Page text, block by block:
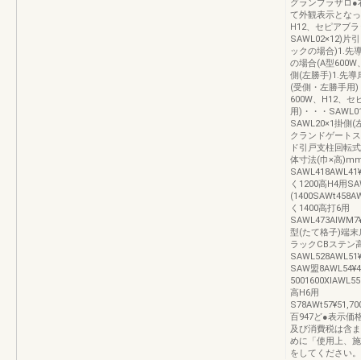
グランプラザロ
て外観表示とな
H12、セピアブ
SAWL02×12)片
ックの場合)1.先
の場合(A型600W
側(左勝手)1.先導
(受側・左勝手用
600W、H12、セ
用)・・・
SAWL20×1掛側(
クランドゲート
ド引戸支柱回転
体寸法(巾×高
く1200高H4用
く1400高打6用
型(たて格子)端
ラックCBステン
SAW盟
高H6用
百947ど●表示価
及び消費税は含
めに「使用上、
をしてください。